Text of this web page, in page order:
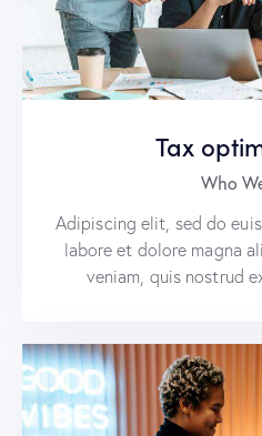
Tax
Who
Adipiscing elit, sed do
labore et dolore magna
veniam, quis nostrud